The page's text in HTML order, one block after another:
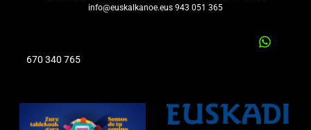
info@euskalkanoe.eus 943 051 365
670 340 765